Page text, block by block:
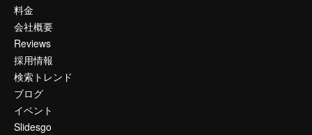
料金
会社概要
Reviews
採用情報
検索トレンド
ブログ
イベント
Slidesgo